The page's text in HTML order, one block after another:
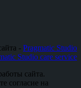
- Pragmatic Studio
Studio care service
сайта.
согласие на